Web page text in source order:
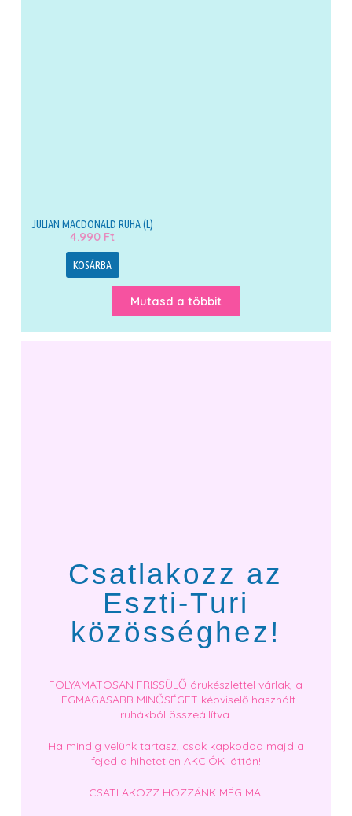
JULIAN MACDONALD RUHA (L)
4.990 Ft
KOSÁRBA
Mutasd a többit
Csatlakozz az
Eszti-Turi
közösséghez!
FOLYAMATOSAN FRISSÜLŐ árukészlettel várlak, a
LEGMAGASABB MINŐSÉGET képviselő használt
ruhákból összeállítva.
Ha mindig velünk tartasz, csak kapkodod majd a
fejed a hihetetlen AKCIÓK láttán!
CSATLAKOZZ HOZZÁNK MÉG MA!